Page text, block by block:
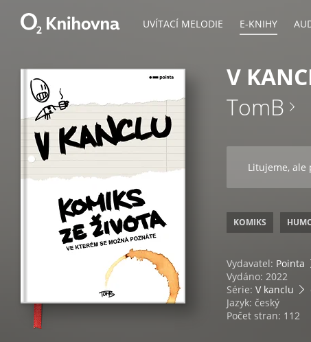
UVÍTACÍ MELODIE E-KNIHY
V
TomB
Litujeme, ale
KOMIKS
Vydavatel: Pointa
Vydáno: 2022
Série: V kanclu
Jazyk: český
Počet stran: 112